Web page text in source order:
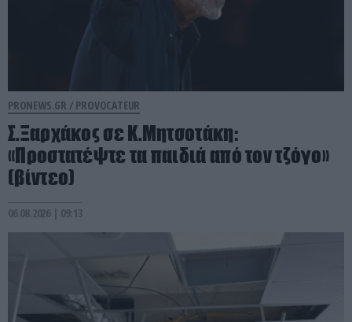
PRONEWS.GR / PROVOCATEUR
Σ.Ξαρχάκος σε Κ.Μητσοτάκη:
«Προστατέψτε τα παιδιά από τον τζόγο»
(βίντεο)
06.08.2026 | 09:13